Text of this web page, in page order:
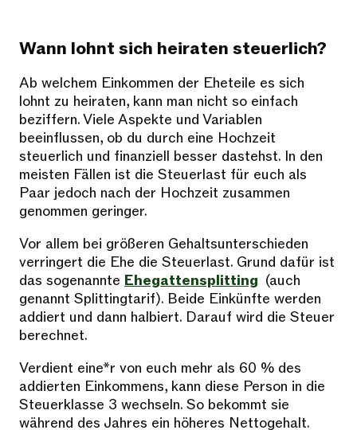
Wann lohnt sich heiraten steuerlich?
Ab welchem Einkommen der Eheteile es sich
lohnt zu heiraten, kann man nicht so einfach
beziffern. Viele Aspekte und Variablen
beeinflussen, ob du durch eine Hochzeit
steuerlich und finanziell besser dastehst. In den
meisten Fällen ist die Steuerlast für euch als
Paar jedoch nach der Hochzeit zusammen
genommen geringer.
Vor allem bei größeren Gehaltsunterschieden
verringert die Ehe die Steuerlast. Grund dafür ist
das sogenannte Ehegattensplitting (auch
genannt Splittingtarif). Beide Einkünfte werden
addiert und dann halbiert. Darauf wird die Steuer
berechnet.
Verdient eine*r von euch mehr als 60 % des
addierten Einkommens, kann diese Person in die
Steuerklasse 3 wechseln. So bekommt sie
während des Jahres ein höheres Nettogehalt.